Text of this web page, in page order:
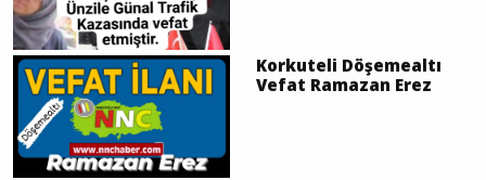
Korkuteli Döşemealtı
Vefat Ramazan Erez